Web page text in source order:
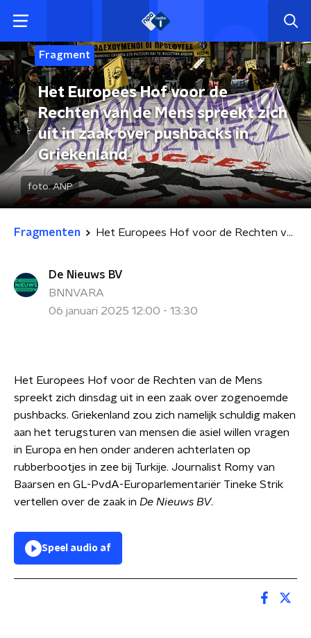
Fragment
Het Europees Hof voor de
Rechten van de Mens spreekt zich
uit in zaak over pushbacks in
Griekenland
foto:ANP
Fragmenten Het Europees Hof voor de Rechten van de Mens spreekt zich uit in zaak over pushbacks in Griekenland
De Nieuws BV
BNNVARA
06 januari 2025 12:00 - 13:30
Het Europees Hof voor de Rechten van de Mens
spreekt zich dinsdag uit in een zaak over zogenoemde
pushbacks. Griekenland zou zich namelijk schuldig maken
aan het terugsturen van mensen die asiel willen vragen
in Europa en hen onder anderen achterlaten op
rubberbootjes in zee bij Turkije. Journalist Romy van
Baarsen en GL-PvdA-Europarlementariër Tineke Strik
vertellen over de zaak in De Nieuws BV.
Speel audio af